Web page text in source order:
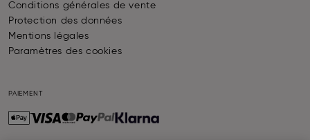
Conditions générales de vente
Protection des données
Mentions légales
Paramètres des cookies
PAIEMENT